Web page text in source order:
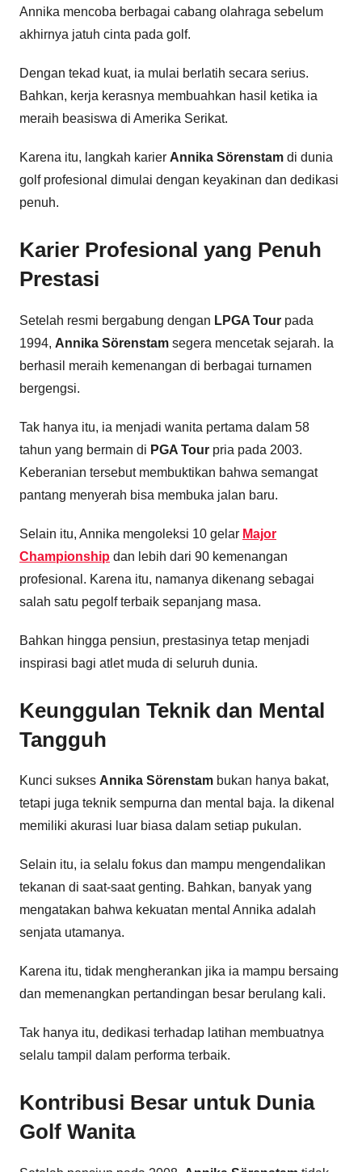
Annika mencoba berbagai cabang olahraga sebelum
akhirnya jatuh cinta pada golf.
Dengan tekad kuat, ia mulai berlatih secara serius.
Bahkan, kerja kerasnya membuahkan hasil ketika ia
meraih beasiswa di Amerika Serikat.
Karena itu, langkah karier Annika Sörenstam di dunia
golf profesional dimulai dengan keyakinan dan dedikasi
penuh.
Karier Profesional yang Penuh
Prestasi
Setelah resmi bergabung dengan LPGA Tour pada
1994, Annika Sörenstam segera mencetak sejarah. Ia
berhasil meraih kemenangan di berbagai turnamen
bergengsi.
Tak hanya itu, ia menjadi wanita pertama dalam 58
tahun yang bermain di PGA Tour pria pada 2003.
Keberanian tersebut membuktikan bahwa semangat
pantang menyerah bisa membuka jalan baru.
Selain itu, Annika mengoleksi 10 gelar Major
Championship dan lebih dari 90 kemenangan
profesional. Karena itu, namanya dikenang sebagai
salah satu pegolf terbaik sepanjang masa.
Bahkan hingga pensiun, prestasinya tetap menjadi
inspirasi bagi atlet muda di seluruh dunia.
Keunggulan Teknik dan Mental
Tangguh
Kunci sukses Annika Sörenstam bukan hanya bakat,
tetapi juga teknik sempurna dan mental baja. Ia dikenal
memiliki akurasi luar biasa dalam setiap pukulan.
Selain itu, ia selalu fokus dan mampu mengendalikan
tekanan di saat-saat genting. Bahkan, banyak yang
mengatakan bahwa kekuatan mental Annika adalah
senjata utamanya.
Karena itu, tidak mengherankan jika ia mampu bersaing
dan memenangkan pertandingan besar berulang kali.
Tak hanya itu, dedikasi terhadap latihan membuatnya
selalu tampil dalam performa terbaik.
Kontribusi Besar untuk Dunia
Golf Wanita